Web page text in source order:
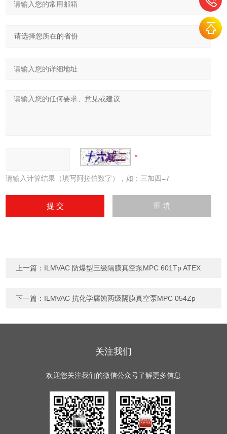
请输入计算结果（填写阿拉伯数字），如：三加四=7
上一篇： ILMVAC 防爆型三级隔膜真空泵MPC 601Tp ATEX
下一篇： ILMVAC 抗化学腐蚀两级隔膜真空泵MPC 054Zp
关注我们
欢迎您关注我们的微信公众号了解更多信息